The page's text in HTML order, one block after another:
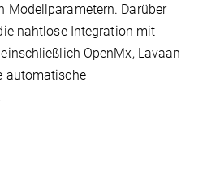
Modellparametern. Darüber
nahtlose Integration mit
OpenMx, Lavaan
automatische